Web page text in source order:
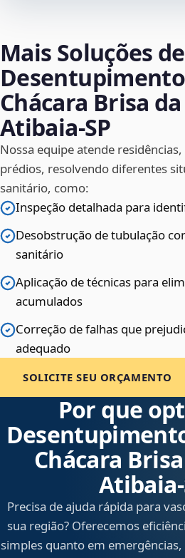
Mais Soluções de
Chácara Brisa
Atibaia‑SP
Nossa equipe atende
prédios, resolvendo diferentes
sanitário, como:
Inspeção detalhada para
Desobstrução de tubulação
sanitário
Aplicação de técnicas para
acumulados
Correção de falhas que
adequado
SOLICITE SEU ORÇAMENTO
Por que
Chácara
Precisa de ajuda rápida para
sua região? Oferecemos
simples quanto em